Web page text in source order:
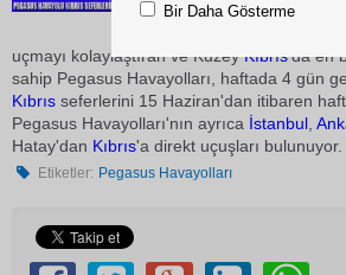
Yaptığı
uçmayı kolaylaştıran ve KuzeyKıbrıs'da en
sahip Pegasus Havayolları, haftada 4 gün
Kıbrıs seferlerini 15 Haziran'dan itibaren
Pegasus Havayolları'nın ayrıca İstanbul
Hatay'dan Kıbrıs'a direkt uçuşları bulunuyor.
Etiketler: Pegasus Havayolları
Bir Daha Gösterme